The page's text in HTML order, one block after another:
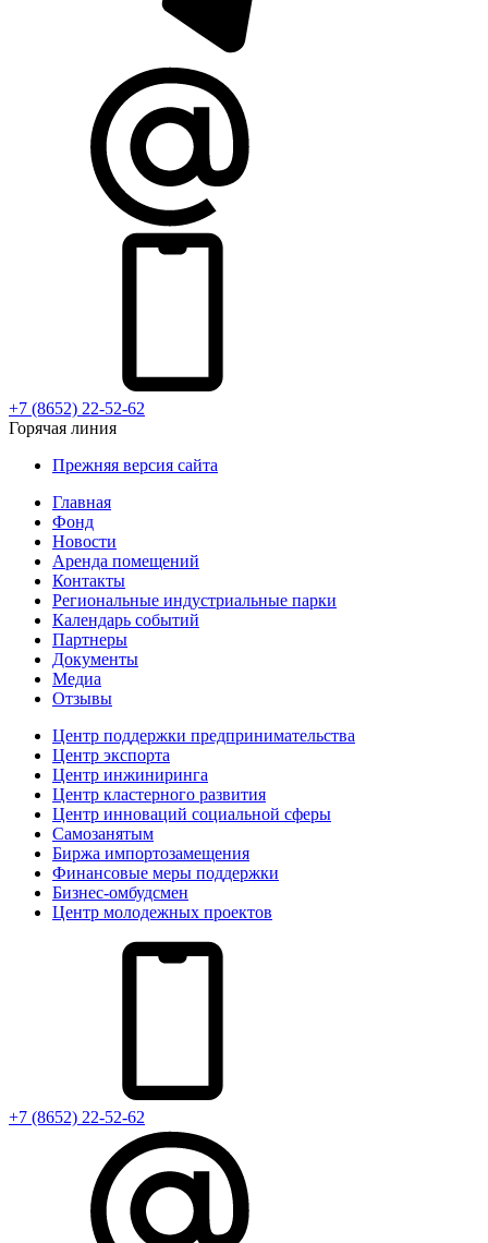
+7 (8652) 22-52-62
Горячая линия
Прежняя версия сайта
Главная
Фонд
Новости
Аренда помещений
Контакты
Региональные индустриальные парки
Календарь событий
Партнеры
Документы
Медиа
Отзывы
Центр поддержки предпринимательства
Центр экспорта
Центр инжиниринга
Центр кластерного развития
Центр инноваций социальной сферы
Cамозанятым
Биржа импортозамещения
Финансовые меры поддержки
Бизнес-омбудсмен
Центр молодежных проектов
+7 (8652) 22-52-62